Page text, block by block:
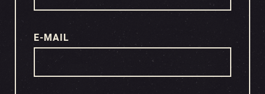
E-MAIL